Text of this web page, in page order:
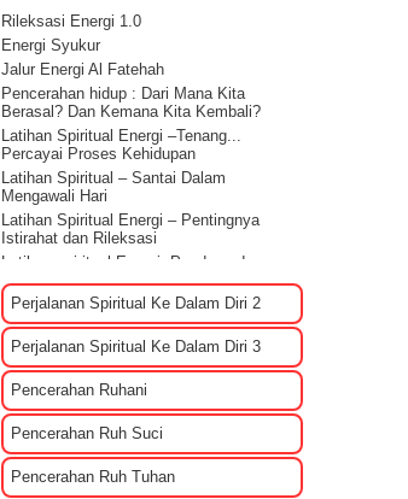
Rileksasi Energi 1.0
Energi Syukur
Jalur Energi Al Fatehah
Pencerahan hidup : Dari Mana Kita
Berasal? Dan Kemana Kita Kembali?
Latihan Spiritual Energi –Tenang...
Percayai Proses Kehidupan
Latihan Spiritual – Santai Dalam
Mengawali Hari
Latihan Spiritual Energi – Pentingnya
Istirahat dan Rileksasi
Latihan spiritual Energi: Panduan dan
Sharing rileksasi energi
Bagaimana Cara Mengenali EGO?
Tips Membuat Rencana Hidup Selagi
Masih Muda
Penyebab Terjadinya Masalah Dalam
Kehidupan Part 2
Penyebab Terjadinya Masalah Dalam
Kehidupan Part 1
Kekuatan Hati Kunci Langgengnya Suatu
Hubungan
Perjalanan Spiritual Ke Dalam Diri 2
Perjalanan Spiritual Ke Dalam Diri 3
Pencerahan Ruhani
Pencerahan Ruh Suci
Pencerahan Ruh Tuhan